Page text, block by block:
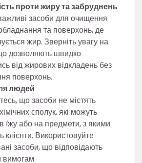
проти жиру та забруднень
засоби для очищення
та поверхонь, де
жир. Зверніть увагу на
дозволяють швидко
від жирових відкладень без
поверхонь.
людей
що засоби не містять
сполук, які можуть
їжу або на предмети, з якими
клієнти. Використовуйте
засоби, що відповідають
вимогам.